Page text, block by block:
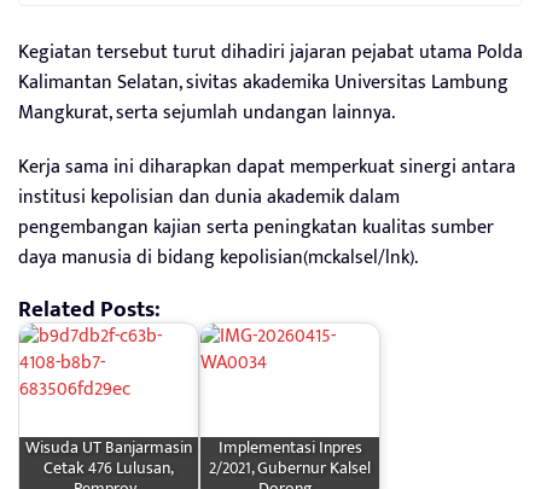
Kegiatan tersebut turut dihadiri jajaran pejabat utama Polda
Kalimantan Selatan, sivitas akademika Universitas Lambung
Mangkurat, serta sejumlah undangan lainnya.
Kerja sama ini diharapkan dapat memperkuat sinergi antara
institusi kepolisian dan dunia akademik dalam
pengembangan kajian serta peningkatan kualitas sumber
daya manusia di bidang kepolisian(mckalsel/lnk).
Related Posts:
Wisuda UT Banjarmasin
Cetak 476 Lulusan,
Implementasi Inpres
2/2021, Gubernur Kalsel